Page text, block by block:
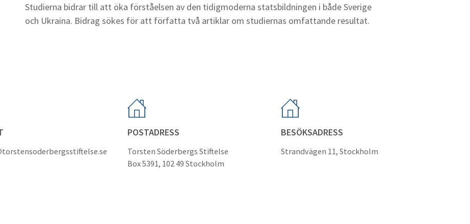
Studierna bidrar till att öka förståelsen av den tidigmoderna statsbildningen i både Sverige
och Ukraina. Bidrag sökes för att författa två artiklar om studiernas omfattande resultat.
POSTADRESS
Torsten Söderbergs Stiftelse
Box 5391, 102 49 Stockholm
BESÖKSADRESS
Strandvägen 11, Stockholm